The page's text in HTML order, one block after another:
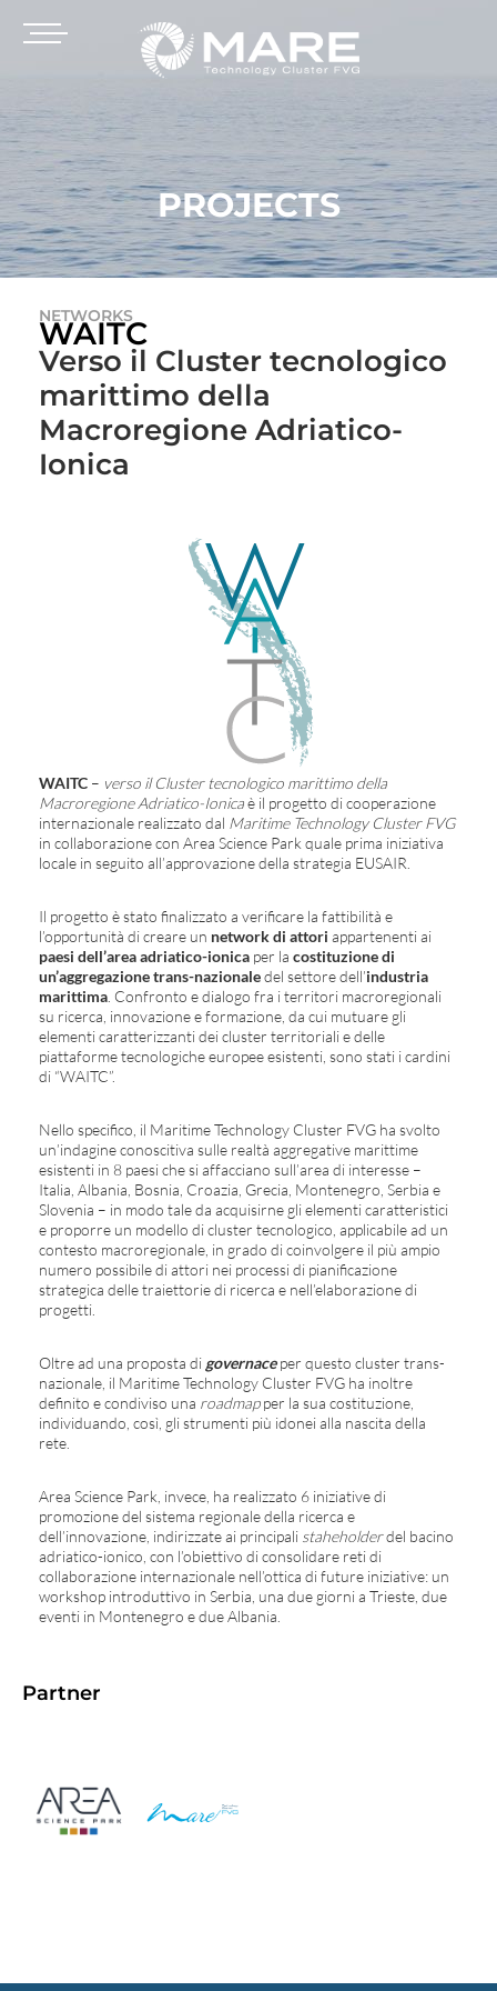
PROJECTS
NETWORKS
WAITC
Verso il Cluster tecnologico
marittimo della
Macroregione Adriatico-
Ionica
WAITC – verso il Cluster tecnologico marittimo della
Macroregione Adriatico-Ionicaè il progetto di cooperazione
internazionale realizzato dal Maritime Technology Cluster FVG
in collaborazione con Area Science Park quale prima iniziativa
locale in seguito all’approvazione della strategia EUSAIR.
Il progetto è stato finalizzato a verificare la fattibilità e
l’opportunità di creare un network di attori appartenenti ai
paesi dell’area adriatico-ionica per la costituzione di
un’aggregazione trans-nazionaledel settore dell’industria
marittima . Confronto e dialogo fra i territori macroregionali
su ricerca, innovazione e formazione, da cui mutuare gli
elementi caratterizzanti dei cluster territoriali e delle
piattaforme tecnologiche europee esistenti, sono stati i cardini
di “WAITC”.
Nello specifico, il Maritime Technology Cluster FVG ha svolto
un’indagine conoscitiva sulle realtà aggregative marittime
esistenti in 8 paesi che si affacciano sull’area di interesse –
Italia, Albania, Bosnia, Croazia, Grecia, Montenegro, Serbia e
Slovenia – in modo tale da acquisirne gli elementi caratteristici
e proporre un modello di cluster tecnologico, applicabile ad un
contesto macroregionale, in grado di coinvolgere il più ampio
numero possibile di attori nei processi di pianificazione
strategica delle traiettorie di ricerca e nell’elaborazione di
progetti.
Oltre ad una proposta di governaceper questo cluster trans-
nazionale, il Maritime Technology Cluster FVG ha inoltre
definito e condiviso una roadmapper la sua costituzione,
individuando, così, gli strumenti più idonei alla nascita della
rete.
Area Science Park, invece, ha realizzato 6 iniziative di
promozione del sistema regionale della ricerca e
dell’innovazione, indirizzate ai principali staheholderdel bacino
adriatico-ionico, con l’obiettivo di consolidare reti di
collaborazione internazionale nell’ottica di future iniziative: un
workshop introduttivo in Serbia, una due giorni a Trieste, due
eventi in Montenegro e due Albania.
Partner